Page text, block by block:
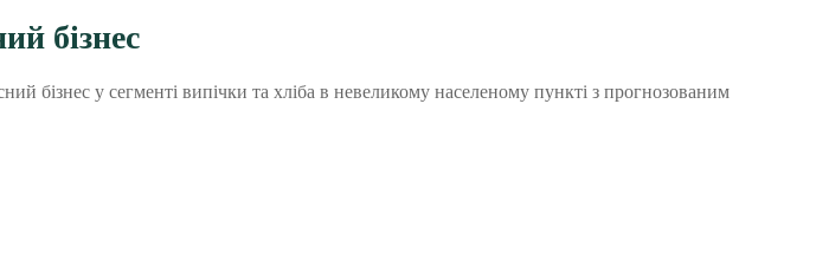
бізнес
бізнес у сегменті випічки та хліба в невеликому населеному пункті з прогнозованим